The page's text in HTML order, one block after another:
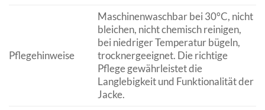
Pflegehinweise
Maschinenwaschbar bei 30°C, nicht
bleichen, nicht chemisch reinigen,
bei niedriger Temperatur bügeln,
trocknergeeignet. Die richtige
Pflege gewährleistet die
Langlebigkeit und Funktionalität der
Jacke.